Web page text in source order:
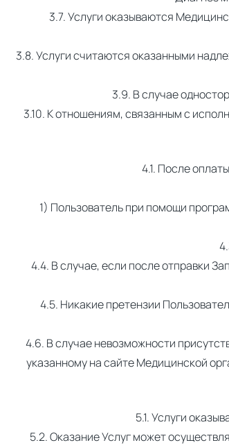
3.7. Услуги оказываются
3.8. Услуги считаются оказанными
3.9. В случае
3.10. К отношениям, связанным с
4.1. После
1) Пользователь при помощи
4.4. В случае, если после отправки
4.5. Никакие претензии
4.6. В случае невозможности
указанному на сайте Медицинской
5.1. Услуги
5.2. Оказание Услуг может